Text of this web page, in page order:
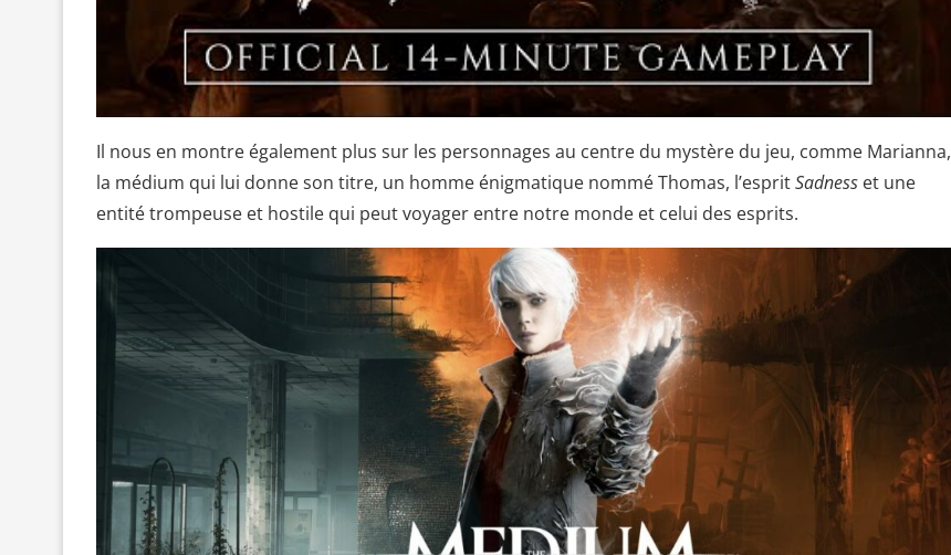
Il nous en montre également plus sur les personnages au centre du mystère du jeu, comme Marianna,
la médium qui lui donne son titre, un homme énigmatique nommé Thomas, l’espritSadness et une
entité trompeuse et hostile qui peut voyager entre notre monde et celui des esprits.